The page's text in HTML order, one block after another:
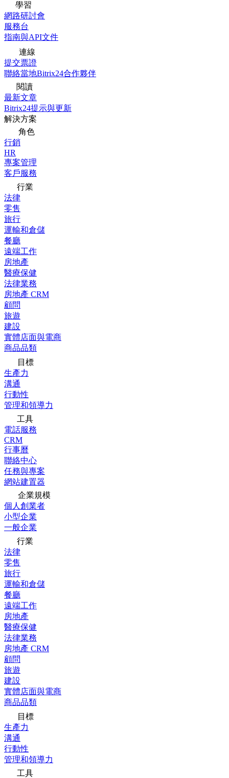
學習
網路研討會
服務台
指南與API文件
連線
提交票證
聯絡當地Bitrix24合作夥伴
閱讀
最新文章
Bitrix24提示與更新
解決方案
角色
行銷
HR
專案管理
客戶服務
行業
法律
零售
旅行
運輸和倉儲
餐廳
遠端工作
房地產
醫療保健
法律業務
房地產 CRM
顧問
旅遊
建設
實體店面與電商
商品品類
目標
生產力
溝通
行動性
管理和領導力
工具
電話服務
CRM
行事曆
聯絡中心
任務與專案
網站建置器
企業規模
個人創業者
小型企業
一般企業
行業
法律
零售
旅行
運輸和倉儲
餐廳
遠端工作
房地產
醫療保健
法律業務
房地產 CRM
顧問
旅遊
建設
實體店面與電商
商品品類
目標
生產力
溝通
行動性
管理和領導力
工具